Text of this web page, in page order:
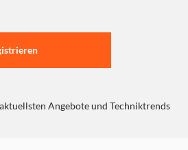
Powerbank an.
über die Ohrhörer
Angebote und Techniktrends